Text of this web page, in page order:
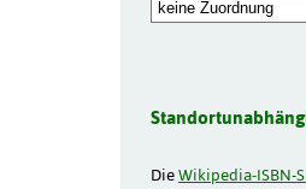
DieWikipedia-ISBN-